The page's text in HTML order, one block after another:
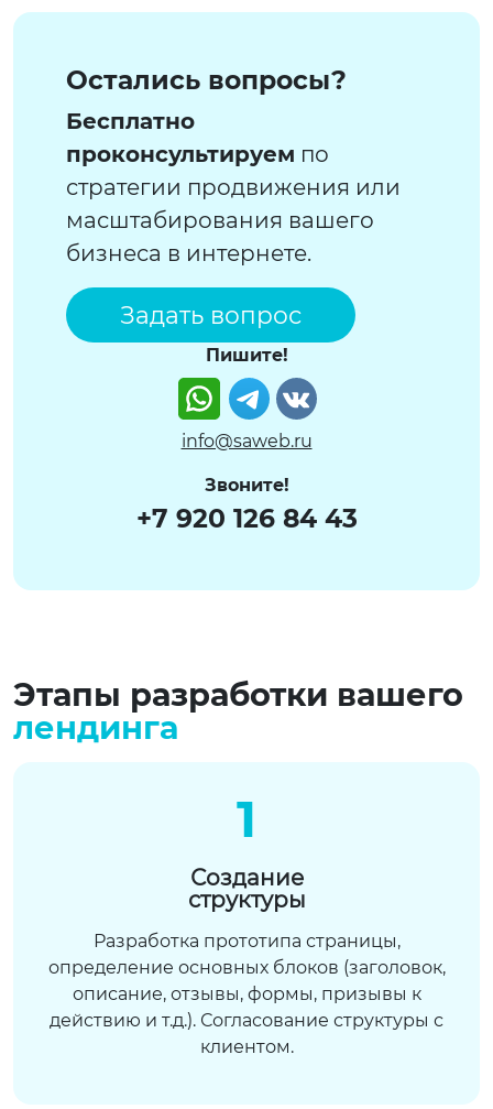
Остались вопросы?
Бесплатно
проконсультируем по
стратегии продвижения или
масштабирования вашего
бизнеса в интернете.
Задать вопрос
Пишите!
WatsappTelegram
VK
info@saweb.ru
Звоните!
+7 920 126 84 43
Этапы разработки вашего
лендинга
1
Создание
структуры
Разработка прототипа страницы,
определение основных блоков (заголовок,
описание, отзывы, формы, призывы к
действию и т.д.). Согласование структуры с
клиентом.